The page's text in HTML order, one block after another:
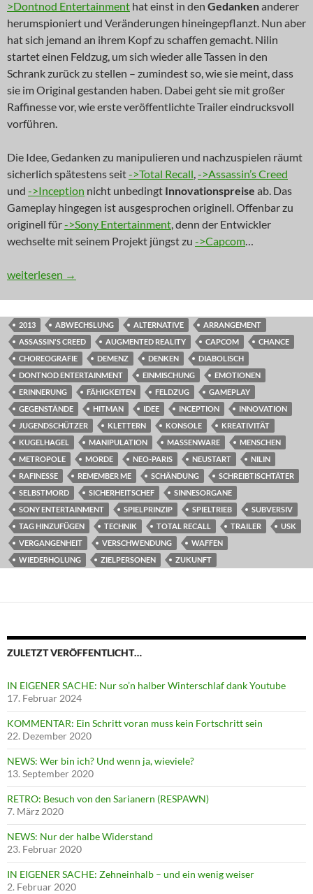
>Dontnod Entertainment hat einst in den Gedankenanderer
herumspioniert und Veränderungen hineingepflanzt. Nun aber
hat sich jemand an ihrem Kopf zu schaffen gemacht. Nilin
startet einen Feldzug, um sich wieder alle Tassen in den
Schrank zurück zu stellen – zumindest so, wie sie meint, dass
sie im Original gestanden haben. Dabei geht sie mit großer
Raffinesse vor, wie erste veröffentlichte Trailer eindrucksvoll
vorführen.
Die Idee, Gedanken zu manipulieren und nachzuspielen räumt
sicherlich spätestens seit->Total Recall,->Assassin’s Creed
und ->Inception nicht unbedingt Innovationspreise ab. Das
Gameplay hingegen ist ausgesprochen originell. Offenbar zu
originell für->Sony Entertainment, denn der Entwickler
wechselte mit seinem Projekt jüngst zu ->Capcom…
NEWS: Vergissmeinnicht
weiterlesen →
2013 ABWECHSLUNG ALTERNATIVE
ARRANGEMENT
ASSASSIN'S CREED
AUGMENTED REALITY CAPCOM
CHANCE
CHOREOGRAFIE
DEMENZ DENKEN
DIABOLISCH
DONTNOD ENTERTAINMENT
EINMISCHUNG
EMOTIONEN
ERINNERUNG
FÄHIGKEITEN FELDZUG
GAMEPLAY
GEGENSTÄNDE
HITMAN IDEE INCEPTION
INNOVATION
JUGENDSCHÜTZER
KLETTERN KONSOLE
KREATIVITÄT
KUGELHAGEL
MANIPULATION MASSENWARE
MENSCHEN
METROPOLE
MORDE NEO-PARIS NEUSTART
NILIN
RAFINESSE
REMEMBER ME SCHÄNDUNG
SCHREIBTISCHTÄTER
SELBSTMORD
SICHERHEITSCHEF
SINNESORGANE
SONY ENTERTAINMENT
SPIELPRINZIP SPIELTRIEB
SUBVERSIV
TAG HINZUFÜGEN
TECHNIK TOTAL RECALL TRAILER
USK
VERGANGENHEIT
VERSCHWENDUNG
WAFFEN
WIEDERHOLUNG
ZIELPERSONEN ZUKUNFT
ZULETZT VERÖFFENTLICHT…
IN EIGENER SACHE: Nur so’n halber Winterschlaf dank Youtube
17. Februar 2024
KOMMENTAR: Ein Schritt voran muss kein Fortschritt sein
22. Dezember 2020
NEWS: Wer bin ich? Und wenn ja, wieviele?
13. September 2020
RETRO: Besuch von den Sarianern (RESPAWN)
7. März 2020
NEWS: Nur der halbe Widerstand
23. Februar 2020
IN EIGENER SACHE: Zehneinhalb – und ein wenig weiser
2. Februar 2020